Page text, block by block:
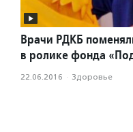
Врачи РДКБ
в ролике фонда
22.06.2016 · Здоровье